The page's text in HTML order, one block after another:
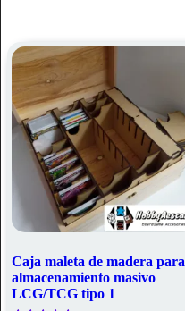
Caja maleta de madera para
almacenamiento masivo
LCG/TCG tipo 1